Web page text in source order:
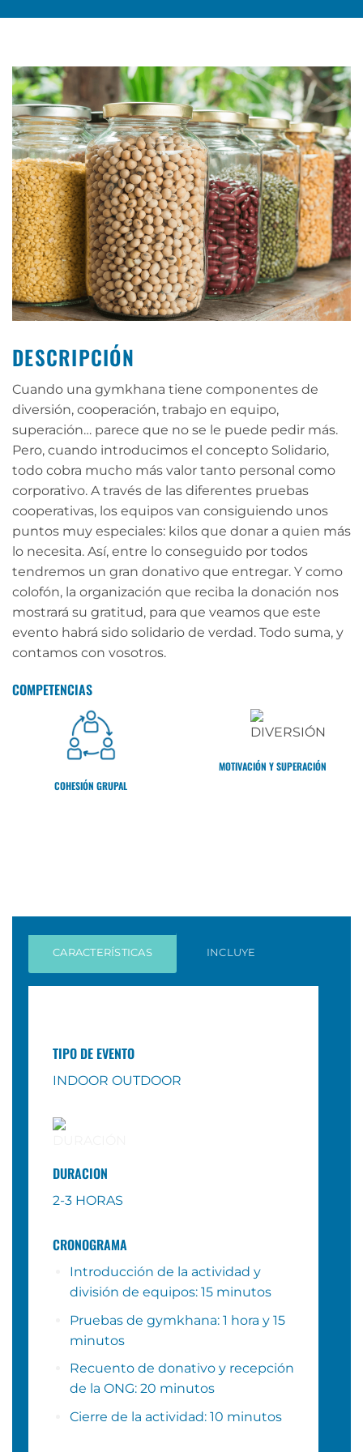
DESCRIPCIÓN
Cuando una gymkhana tiene componentes de
diversión, cooperación, trabajo en equipo,
superación… parece que no se le puede pedir más.
Pero, cuando introducimos el concepto Solidario,
todo cobra mucho más valor tanto personal como
corporativo. A través de las diferentes pruebas
cooperativas, los equipos van consiguiendo unos
puntos muy especiales: kilos que donar a quien más
lo necesita. Así, entre lo conseguido por todos
tendremos un gran donativo que entregar. Y como
colofón, la organización que reciba la donación nos
mostrará su gratitud, para que veamos que este
evento habrá sido solidario de verdad. Todo suma, y
contamos con vosotros.
COMPETENCIAS
COHESIÓN GRUPAL
MOTIVACIÓN Y SUPERACIÓN
CARACTERÍSTICAS INCLUYE
TIPO DE EVENTO
INDOOR OUTDOOR
DURACION
2-3 HORAS
CRONOGRAMA
Introducción de la actividad y
división de equipos: 15 minutos
Pruebas de gymkhana: 1 hora y 15
minutos
Recuento de donativo y recepción
de la ONG: 20 minutos
Cierre de la actividad: 10 minutos